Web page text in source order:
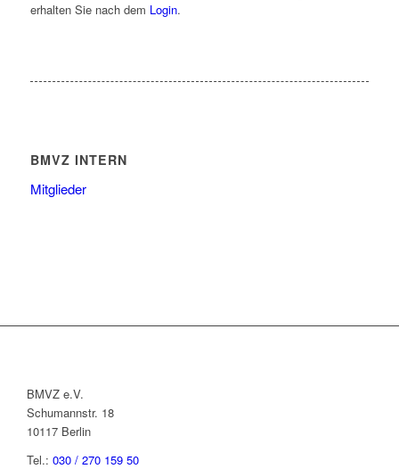
erhalten Sie nach dem Login.
BMVZ INTERN
Mitglieder
BMVZ e.V.
Schumannstr. 18
10117 Berlin
Tel.: 030 / 270 159 50